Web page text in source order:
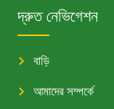
দ্রুত নেভিগেশন
বাড়ি
আমাদের সম্পর্কে